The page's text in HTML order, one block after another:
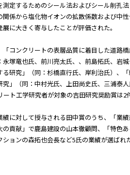
測定するためのシール法およびシール削孔
関係から塩化物イオンの拡散係数および中
に大きく寄与したことが評価された。
コンクリートの表層品質に着目した道路
永塚竜也氏、前川亮太氏、、前島拓氏、岩
研究」（同：杉橋直行氏、岸利治氏）、
」（同：中村光氏、上田尚史氏、三浦泰人
ト工学研究者が対象の吉田研究奨励賞は2
に対して授与される田中賞のうち、「業
貢献」で鹿島建設の山本徹顧問、「特色
ョンの森拓也会長など5氏の業績が選ばれた